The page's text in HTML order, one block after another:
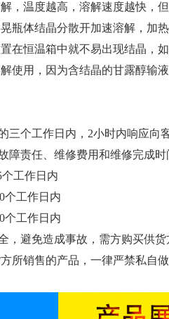
，温度越高，溶解速度越快，
瓶体结晶分散开加速溶解，加
在恒温箱中就不易出现结晶，
使用，因为含结晶的甘露醇输
三个工作日内，2小时内响应向
障责任、维修费用和维修完成
个工作日内
个工作日内
个工作日内
，避免造成事故，需方购买供
所销售的产品，一律严禁私自